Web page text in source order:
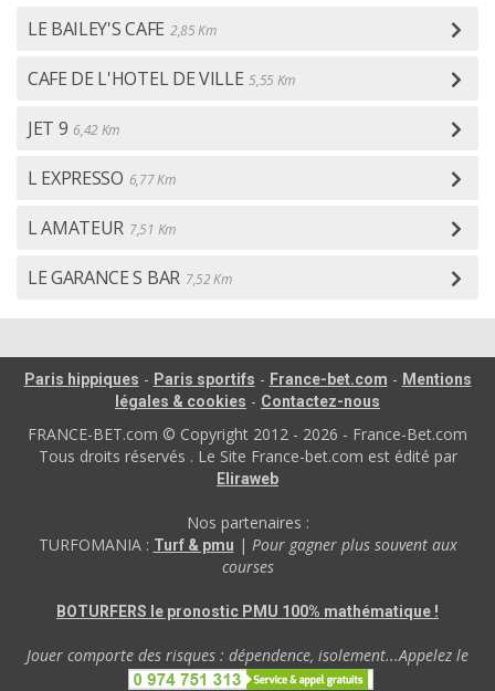
LE BAILEY'S CAFE 2,85 Km
CAFE DE L'HOTEL DE VILLE 5,55 Km
JET 9 6,42 Km
L EXPRESSO 6,77 Km
L AMATEUR 7,51 Km
LE GARANCE S BAR 7,52 Km
Paris hippiques - Paris sportifs - France-bet.com - Mentions
légales & cookies - Contactez-nous
FRANCE-BET.com © Copyright 2012 - 2026 - France-Bet.com
Tous droits réservés . Le Site France-bet.com est édité par
Eliraweb
Nos partenaires :
TURFOMANIA : Turf & pmu | Pour gagner plus souvent aux
courses
BOTURFERS le pronostic PMU 100% mathématique !
Jouer comporte des risques : dépendence, isolement...Appelez le